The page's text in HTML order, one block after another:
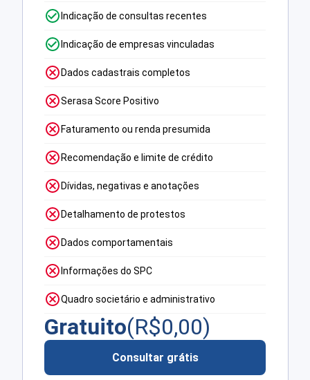
Indicação de consultas recentes
Indicação de empresas vinculadas
Dados cadastrais completos
Serasa Score Positivo
Faturamento ou renda presumida
Recomendação e limite de crédito
Dívidas, negativas e anotações
Detalhamento de protestos
Dados comportamentais
Informações do SPC
Quadro societário e administrativo
Gratuito(R$0,00)
Consultar grátis